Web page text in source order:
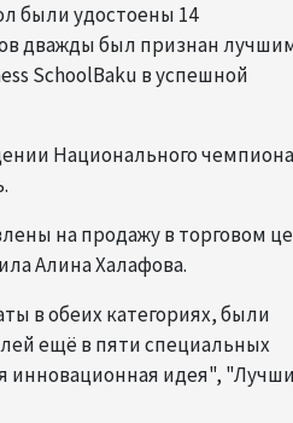
были удостоены 14
дважды был признан
SchoolBaku в успешной
Национального
на продажу в торговом
Алина Халафова.
в обеих категориях, были
ещё в пяти специальных
инновационная идея",